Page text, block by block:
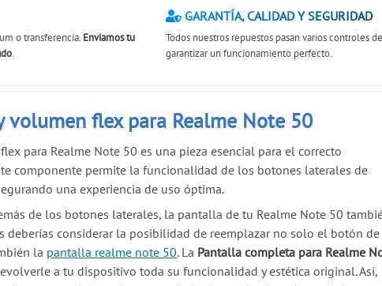
o transferencia. Enviamos tu
.
GARANTÍA, CALIDAD Y SEGURIDAD
Todos nuestros repuestos pasan varios controles
garantizar un funcionamiento perfecto.
volumen flex para Realme Note 50
para Realme Note 50 es una pieza esencial para el correcto
componente permite la funcionalidad de los botones laterales de
una experiencia de uso óptima.
de los botones laterales, la pantalla de tu Realme Note 50
deberías considerar la posibilidad de reemplazar no solo el botón de
la pantalla realme note 50. La Pantalla completa para Realme
a tu dispositivo toda su funcionalidad y estética original. Así,